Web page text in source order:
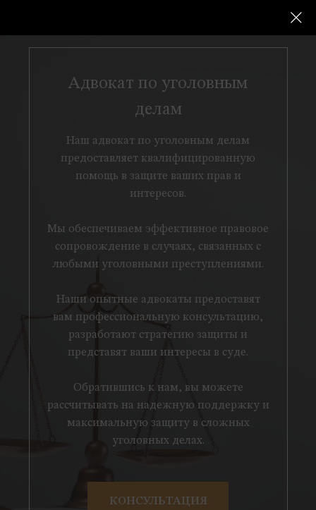
Наш адвокат по уголовным делам
предоставляет квалифицированную
помощь в защите ваших прав и
интересов.
Мы обеспечиваем эффективное правовое
сопровождение в случаях, связанных с
любыми уголовными преступлениями.
Наши опытные адвокаты предоставят
вам профессиональную консультацию,
разработают стратегию защиты и
представят ваши интересы в суде.
Обратившись к нам, вы можете
рассчитывать на надежную поддержку и
максимальную защиту в сложных
уголовных делах.
Адвокат по уголовным
делам
КОНСУЛЬТАЦИЯ